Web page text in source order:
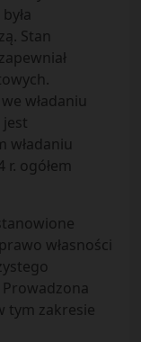
Stan
władaniu
jest
władaniu
r. ogółem
własności
tym zakresie